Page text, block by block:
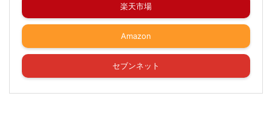
楽天市場
Amazon
セブンネット